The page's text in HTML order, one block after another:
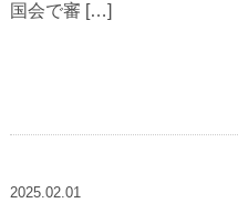
国会で審 […]
2025.02.01